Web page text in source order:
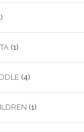
(1)
(4)
(1)